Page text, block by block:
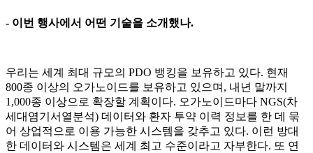
- 이번 행사에서 어떤 기술을 소개했나.
우리는 세계 최대 규모의 PDO 뱅킹을 보유하고 있다. 현재
800종 이상의 오가노이드를 보유하고 있으며, 내년 말까지
1,000종 이상으로 확장할 계획이다. 오가노이드마다 NGS(차
세대염기서열분석) 데이터와 환자 투약 이력 정보를 한 데 묶
어 상업적으로 이용 가능한 시스템을 갖추고 있다. 이런 방대
한 데이터와 시스템은 세계 최고 수준이라고 자부한다. 또 연